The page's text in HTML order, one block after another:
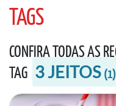
TAGS
CONFIRA TODAS AS
TAG 3 JEITOS (1)